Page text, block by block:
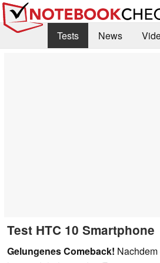
Tests News
Test HTC 10 Smartphone
Gelungenes Comeback!